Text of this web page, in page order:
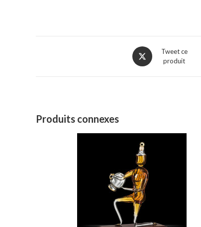
Ouvre
dans
Tweet ce
produit
Produits connexes